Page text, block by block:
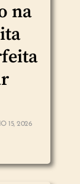
na
15, 2026